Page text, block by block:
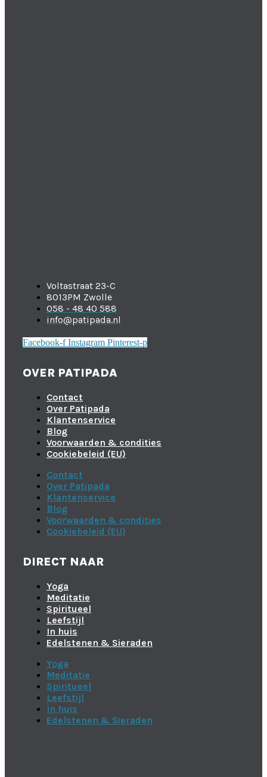
Voltastraat 23-C
8013PM Zwolle
058 - 48 40 588
info@patipada.nl
Facebook-f Instagram Pinterest-p
OVER PATIPADA
Contact
Over Patipada
Klantenservice
Blog
Voorwaarden & condities
Cookiebeleid (EU)
Contact
Over Patipada
Klantenservice
Blog
Voorwaarden & condities
Cookiebeleid (EU)
DIRECT NAAR
Yoga
Meditatie
Spiritueel
Leefstijl
In huis
Edelstenen & Sieraden
Yoga
Meditatie
Spiritueel
Leefstijl
In huis
Edelstenen & Sieraden